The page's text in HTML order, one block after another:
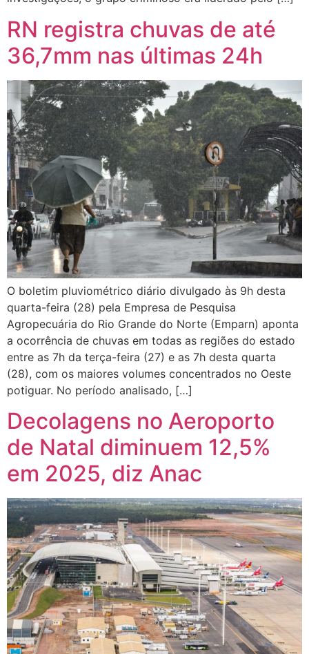
RN registra chuvas de até
36,7mm nas últimas 24h
O boletim pluviométrico diário divulgado às 9h desta
quarta-feira (28) pela Empresa de Pesquisa
Agropecuária do Rio Grande do Norte (Emparn) aponta
a ocorrência de chuvas em todas as regiões do estado
entre as 7h da terça-feira (27) e as 7h desta quarta
(28), com os maiores volumes concentrados no Oeste
potiguar. No período analisado, […]
Decolagens no Aeroporto
de Natal diminuem 12,5%
em 2025, diz Anac